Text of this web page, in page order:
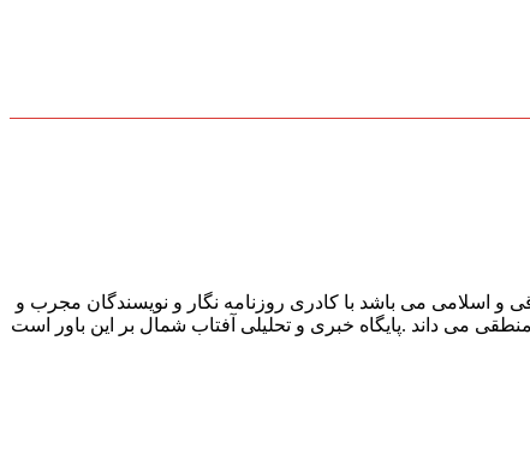
و اسلامی می باشد با کادری روزنامه نگار و نویسندگان مجرب و
می داند .پایگاه خبری و تحلیلی آفتاب شمال بر این باور است